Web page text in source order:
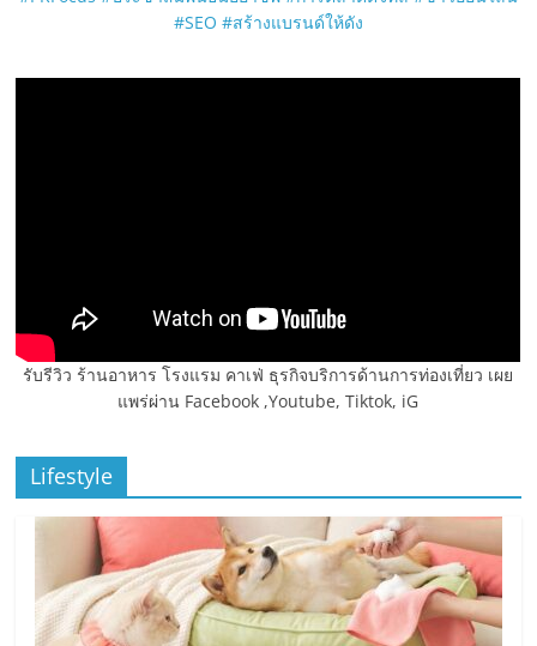
#SEO #สร้างแบรนด์ให้ดัง
รับรีวิว ร้านอาหาร โรงแรม คาเฟ่ ธุรกิจบริการด้านการท่องเที่ยว เผย
แพร่ผ่าน Facebook ,Youtube, Tiktok, iG
Lifestyle